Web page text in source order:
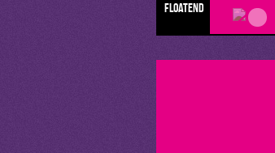
floatend